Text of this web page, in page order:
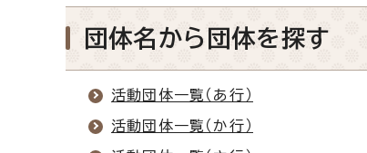
団体名から団体を探す
活動団体一覧（あ行）
活動団体一覧（か行）